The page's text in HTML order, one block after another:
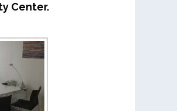
Center.